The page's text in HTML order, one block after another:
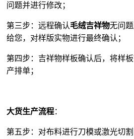
问题并进行修改；
第三步：远程确认毛绒吉祥物无问
给您，对样版实物进行最终确认；
第四步：吉祥物样板确认后，将样
产排单；
大货生产流程：
第五步：对布料进行刀模或激光切